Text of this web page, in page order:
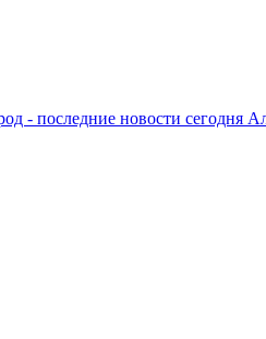
- последние новости сегодня